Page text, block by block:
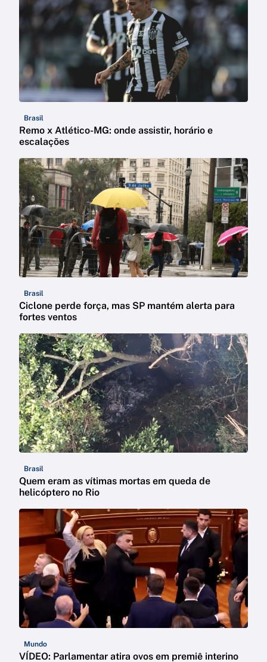
Brasil
Remo x Atlético-MG: onde assistir, horário e
escalações
Brasil
Ciclone perde força, mas SP mantém alerta para
fortes ventos
Brasil
Quem eram as vítimas mortas em queda de
helicóptero no Rio
Mundo
VÍDEO: Parlamentar atira ovos em premiê interino